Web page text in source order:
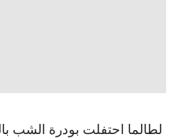
لطالما احتفلت بودرة الشب